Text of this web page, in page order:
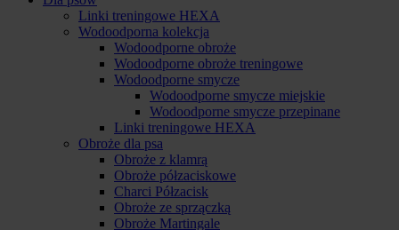
Linki treningowe HEXA
Wodoodporna kolekcja
Wodoodporne obroże
Wodoodporne obroże treningowe
Wodoodporne smycze
Wodoodporne smycze miejskie
Wodoodporne smycze przepinane
Linki treningowe HEXA
Obroże dla psa
Obroże z klamrą
Obroże półzaciskowe
Charci Półzacisk
Obroże ze sprzączką
Obroże Martingale